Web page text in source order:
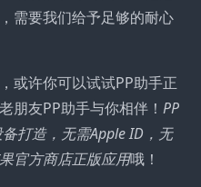
需要我们给予足够的耐心
许你可以试试PP助手正
朋友PP助手与你相伴！ PP
打造，无需Apple ID，无
官方商店正版应用哦！